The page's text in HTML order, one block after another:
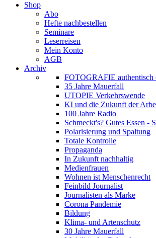
Shop
Abo
Hefte nachbestellen
Seminare
Leserreisen
Mein Konto
AGB
Archiv
FOTOGRAFIE authentisch
35 Jahre Mauerfall
UTOPIE Verkehrswende
KI und die Zukunft der
100 Jahre Radio
Schmeckt's? Gutes Essen -
Polarisierung und Spaltung
Totale Kontrolle
Propaganda
In Zukunft nachhaltig
Medienfrauen
Wohnen ist Menschenrecht
Feinbild Journalist
Journalisten als Marke
Corona Pandemie
Bildung
Klima- und Artenschutz
30 Jahre Mauerfall